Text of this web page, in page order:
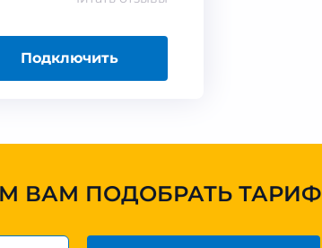
Подключить
ВАМ ПОДОБРАТЬ ТАРИФ